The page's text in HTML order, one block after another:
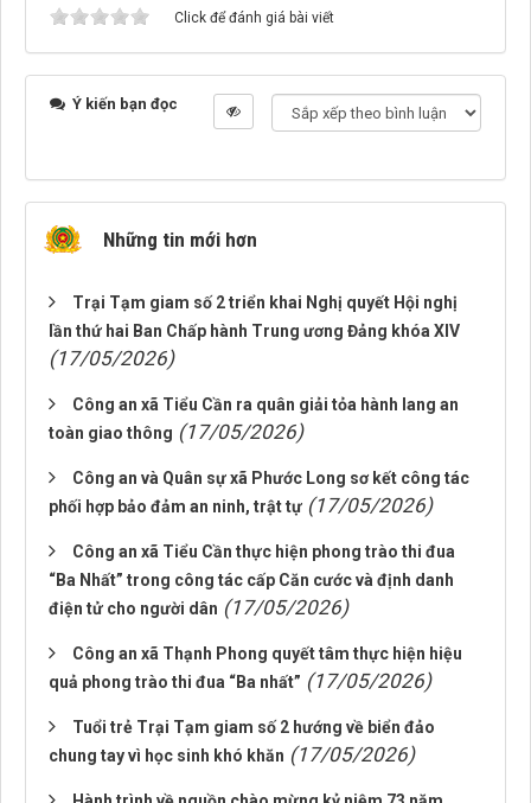
Click để đánh giá bài viết
Ý kiến bạn đọc
Những tin mới hơn
Trại Tạm giam số 2 triển khai Nghị quyết Hội nghị
lần thứ hai Ban Chấp hành Trung ương Đảng khóa XIV
(17/05/2026)
Công an xã Tiểu Cần ra quân giải tỏa hành lang an
toàn giao thông (17/05/2026)
Công an và Quân sự xã Phước Long sơ kết công tác
phối hợp bảo đảm an ninh, trật tự (17/05/2026)
Công an xã Tiểu Cần thực hiện phong trào thi đua
“Ba Nhất” trong công tác cấp Căn cước và định danh
điện tử cho người dân (17/05/2026)
Công an xã Thạnh Phong quyết tâm thực hiện hiệu
quả phong trào thi đua “Ba nhất” (17/05/2026)
Tuổi trẻ Trại Tạm giam số 2 hướng về biển đảo
chung tay vì học sinh khó khăn (17/05/2026)